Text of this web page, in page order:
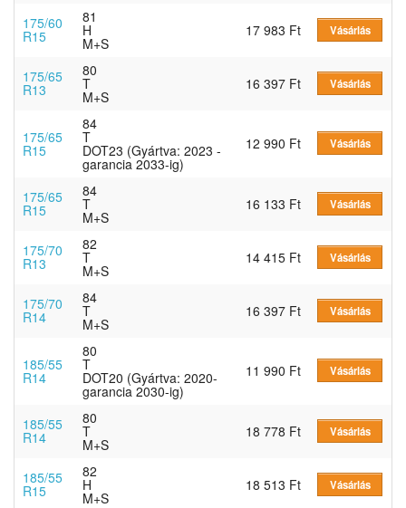
175/60
R15
81
H
M+S
17 983 Ft Vásárlás
175/65
R13
80
T
M+S
16 397 Ft Vásárlás
175/65
R15
84
T
DOT23 (Gyártva: 2023 -
garancia 2033-ig)
12 990 Ft Vásárlás
175/65
R15
84
T
M+S
16 133 Ft Vásárlás
175/70
R13
82
T
M+S
14 415 Ft Vásárlás
175/70
R14
84
T
M+S
16 397 Ft Vásárlás
185/55
R14
80
T
DOT20 (Gyártva: 2020-
garancia 2030-ig)
11 990 Ft Vásárlás
185/55
R14
80
T
M+S
18 778 Ft Vásárlás
185/55
R15
82
H
M+S
18 513 Ft Vásárlás